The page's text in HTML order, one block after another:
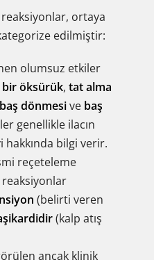
ortaya
edilmiştir:
olumsuz etkiler
bir öksürük, tat alma
baş dönmesive baş
genellikle ilacın
bilgi verir.
reçeteleme
(belirti veren
(kalp atış
ancak klinik